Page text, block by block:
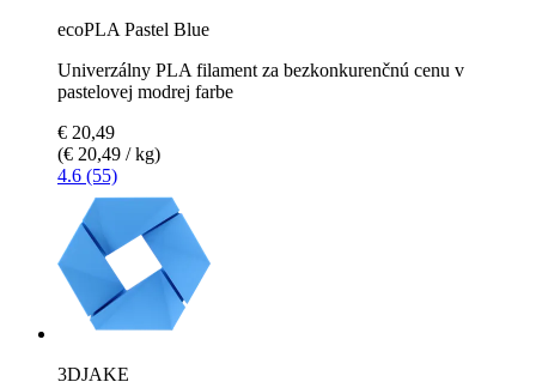
ecoPLA Pastel Blue
Univerzálny PLA filament za bezkonkurenčnú cenu v
pastelovej modrej farbe
€ 20,49
(€ 20,49 / kg)
4.6 (55)
3DJAKE